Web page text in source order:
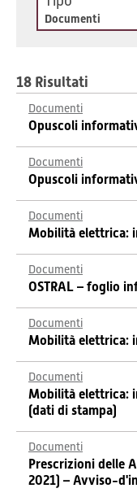
Documenti
18 Risultati
Documenti
Opuscoli
Documenti
Opuscoli
Documenti
Mobilità elettrica:
Documenti
OSTRAL – foglio
Documenti
Mobilità elettrica:
Documenti
Mobilità elettrica:
(dati di stampa)
Documenti
Prescrizioni delle
2021) – Avviso-